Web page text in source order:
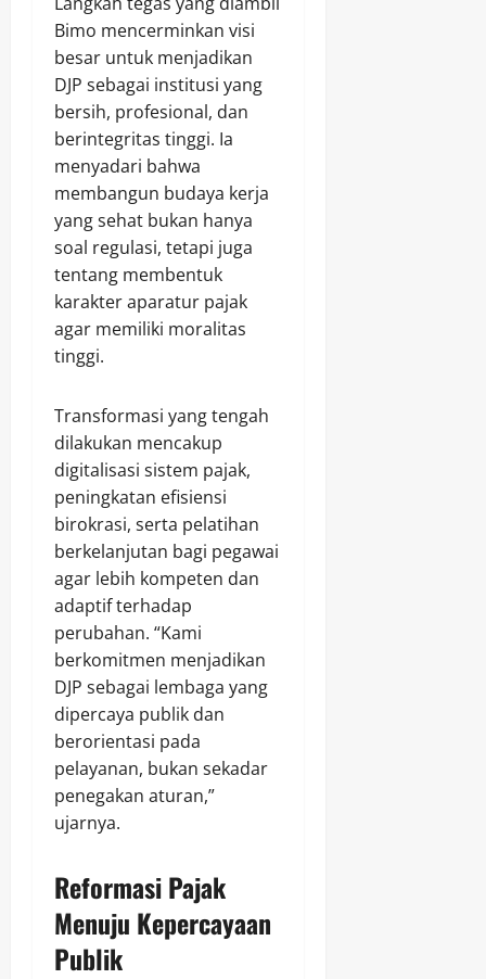
Bimo mencerminkan visi
besar untuk menjadikan
DJP sebagai institusi yang
bersih, profesional, dan
berintegritas tinggi. Ia
menyadari bahwa
membangun budaya kerja
yang sehat bukan hanya
soal regulasi, tetapi juga
tentang membentuk
karakter aparatur pajak
agar memiliki moralitas
tinggi.
Transformasi yang tengah
dilakukan mencakup
digitalisasi sistem pajak,
peningkatan efisiensi
birokrasi, serta pelatihan
berkelanjutan bagi pegawai
agar lebih kompeten dan
adaptif terhadap
perubahan. “Kami
berkomitmen menjadikan
DJP sebagai lembaga yang
dipercaya publik dan
berorientasi pada
pelayanan, bukan sekadar
penegakan aturan,”
ujarnya.
Reformasi Pajak
Menuju Kepercayaan
Publik